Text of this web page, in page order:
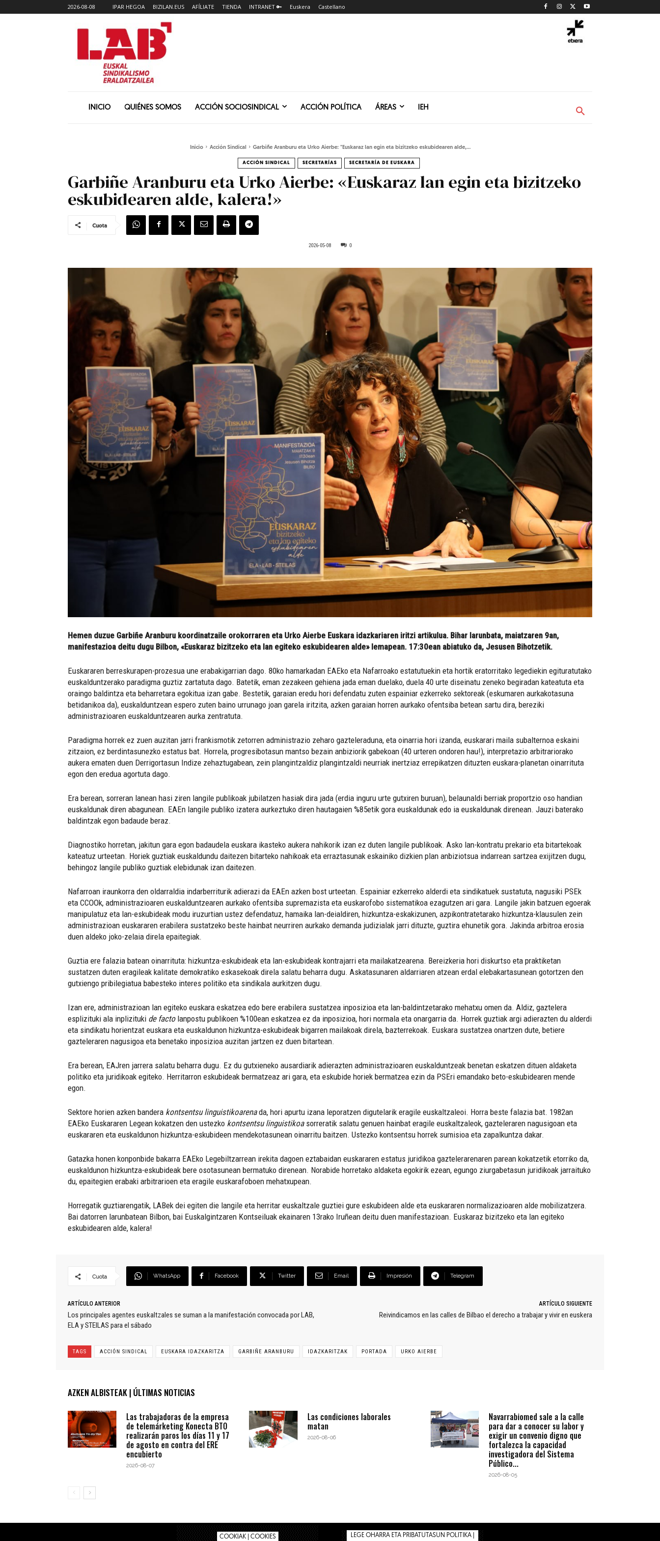
2026-08-08 IPAR HEGOA BIZILAN.EUS AFÍLIATE TIENDA INTRANET 🔑 Euskera Castellano
INICIO QUIÉNES SOMOS ACCIÓN SOCIOSINDICAL ACCIÓN POLÍTICA ÁREAS IEH
Inicio Acción Sindical Garbiñe Aranburu eta Urko Aierbe: "Euskaraz lan egin eta bizitzeko eskubidearen alde,...
ACCIÓN SINDICAL SECRETARÍAS SECRETARÍA DE EUSKARA
Garbiñe Aranburu eta Urko Aierbe: «Euskaraz lan egin eta bizitzeko
eskubidearen alde, kalera!»
Cuota
2026-05-08 0
Hemen duzue Garbiñe Aranburu koordinatzaile orokorraren eta Urko Aierbe Euskara idazkariaren iritzi artikulua. Bihar larunbata, maiatzaren 9an,
manifestazioa deitu dugu Bilbon, «Euskaraz bizitzeko eta lan egiteko eskubidearen alde» lemapean. 17:30ean abiatuko da, Jesusen Bihotzetik.
Euskararen berreskurapen-prozesua une erabakigarrian dago. 80ko hamarkadan EAEko eta Nafarroako estatutuekin eta hortik eratorritako legediekin egituratutako
euskalduntzerako paradigma guztiz zartatuta dago. Batetik, eman zezakeen gehiena jada eman duelako, duela 40 urte diseinatu zeneko begiradan kateatuta eta
oraingo baldintza eta beharretara egokitua izan gabe. Bestetik, garaian eredu hori defendatu zuten espainiar ezkerreko sektoreak (eskumaren aurkakotasuna
betidanikoa da), euskalduntzean espero zuten baino urrunago joan garela iritzita, azken garaian horren aurkako ofentsiba betean sartu dira, bereziki
administrazioaren euskalduntzearen aurka zentratuta.
Paradigma horrek ez zuen auzitan jarri frankismotik zetorren administrazio zeharo gazteleraduna, eta oinarria hori izanda, euskarari maila subalternoa eskaini
zitzaion, ez berdintasunezko estatus bat. Horrela, progresibotasun mantso bezain anbiziorik gabekoan (40 urteren ondoren hau!), interpretazio arbitrariorako
aukera ematen duen Derrigortasun Indize zehaztugabean, zein plangintzaldiz plangintzaldi neurriak inertziaz errepikatzen dituzten euskara-planetan oinarrituta
egon den eredua agortuta dago.
Era berean, sorreran lanean hasi ziren langile publikoak jubilatzen hasiak dira jada (erdia inguru urte gutxiren buruan), belaunaldi berriak proportzio oso handian
euskaldunak diren abagunean. EAEn langile publiko izatera aurkeztuko diren hautagaien %85etik gora euskaldunak edo ia euskaldunak direnean. Jauzi baterako
baldintzak egon badaude beraz.
Diagnostiko horretan, jakitun gara egon badaudela euskara ikasteko aukera nahikorik izan ez duten langile publikoak. Asko lan-kontratu prekario eta bitartekoak
kateatuz urteetan. Horiek guztiak euskaldundu daitezen bitarteko nahikoak eta erraztasunak eskainiko dizkien plan anbiziotsua indarrean sartzea exijitzen dugu,
behingoz langile publiko guztiak elebidunak izan daitezen.
Nafarroan iraunkorra den oldarraldia indarberriturik adierazi da EAEn azken bost urteetan. Espainiar ezkerreko alderdi eta sindikatuek sustatuta, nagusiki PSEk
eta CCOOk, administrazioaren euskalduntzearen aurkako ofentsiba supremazista eta euskarofobo sistematikoa ezagutzen ari gara. Langile jakin batzuen egoerak
manipulatuz eta lan-eskubideak modu iruzurtian ustez defendatuz, hamaika lan-deialdiren, hizkuntza-eskakizunen, azpikontratetarako hizkuntza-klausulen zein
administrazioan euskararen erabilera sustatzeko beste hainbat neurriren aurkako demanda judizialak jarri dituzte, guztira ehunetik gora. Jakinda arbitroa erosia
duen aldeko joko-zelaia direla epaitegiak.
Guztia ere falazia batean oinarrituta: hizkuntza-eskubideak eta lan-eskubideak kontrajarri eta mailakatzearena. Bereizkeria hori diskurtso eta praktiketan
sustatzen duten eragileak kalitate demokratiko eskasekoak direla salatu beharra dugu. Askatasunaren aldarriaren atzean erdal elebakartasunean gotortzen den
gutxiengo pribilegiatua babesteko interes politiko eta sindikala aurkitzen dugu.
Izan ere, administrazioan lan egiteko euskara eskatzea edo bere erabilera sustatzea inposizioa eta lan-baldintzetarako mehatxu omen da. Aldiz, gaztelera
esplizituki ala inplizituki de factolanpostu publikoen %100ean eskatzea ez da inposizioa, hori normala eta onargarria da. Horrek guztiak argi adierazten du alderdi
eta sindikatu horientzat euskara eta euskaldunon hizkuntza-eskubideak bigarren mailakoak direla, bazterrekoak. Euskara sustatzea onartzen dute, betiere
gazteleraren nagusigoa eta benetako inposizioa auzitan jartzen ez duen bitartean.
Era berean, EAJren jarrera salatu beharra dugu. Ez du gutxieneko ausardiarik adierazten administrazioaren euskalduntzeak benetan eskatzen dituen aldaketa
politiko eta juridikoak egiteko. Herritarron eskubideak bermatzeaz ari gara, eta eskubide horiek bermatzea ezin da PSEri emandako beto-eskubidearen mende
egon.
Sektore horien azken bandera kontsentsu linguistikoarenada, hori apurtu izana leporatzen digutelarik eragile euskaltzaleoi. Horra beste falazia bat. 1982an
EAEko Euskararen Legean kokatzen den ustezko kontsentsu linguistikoasorreratik salatu genuen hainbat eragile euskaltzaleok, gazteleraren nagusigoan eta
euskararen eta euskaldunon hizkuntza-eskubideen mendekotasunean oinarritu baitzen. Ustezko kontsentsu horrek sumisioa eta zapalkuntza dakar.
Gatazka honen konponbide bakarra EAEko Legebiltzarrean irekita dagoen eztabaidan euskararen estatus juridikoa gaztelerarenaren parean kokatzetik etorriko da,
euskaldunon hizkuntza-eskubideak bere osotasunean bermatuko direnean. Norabide horretako aldaketa egokirik ezean, egungo ziurgabetasun juridikoak jarraituko
du, epaitegien erabaki arbitrarioen eta eragile euskarafoboen mehatxupean.
Horregatik guztiarengatik, LABek dei egiten die langile eta herritar euskaltzale guztiei gure eskubideen alde eta euskararen normalizazioaren alde mobilizatzera.
Bai datorren larunbatean Bilbon, bai Euskalgintzaren Kontseiluak ekainaren 13rako Iruñean deitu duen manifestazioan. Euskaraz bizitzeko eta lan egiteko
eskubidearen alde, kalera!
Cuota WhatsApp Facebook Twitter Email Impresión Telegram
ARTÍCULO ANTERIOR
Los principales agentes euskaltzales se suman a la manifestación convocada por LAB,
ELA y STEILAS para el sábado
ARTÍCULO SIGUIENTE
Reivindicamos en las calles de Bilbao el derecho a trabajar y vivir en euskera
TAGS ACCIÓN SINDICAL EUSKARA IDAZKARITZA GARBIÑE ARANBURU IDAZKARITZAK PORTADA URKO AIERBE
AZKEN ALBISTEAK | ÚLTIMAS NOTICIAS
Las trabajadoras de la empresa
de telemárketing Konecta BTO
realizarán paros los días 11 y 17
de agosto en contra del ERE
encubierto
2026-08-07
Las condiciones laborales
matan
2026-08-06
Navarrabiomed sale a la calle
para dar a conocer su labor y
exigir un convenio digno que
fortalezca la capacidad
investigadora del Sistema
Público...
2026-08-05
COOKIAK | COOKIES LEGE OHARRA ETA PRIBATUTASUN POLITIKA |